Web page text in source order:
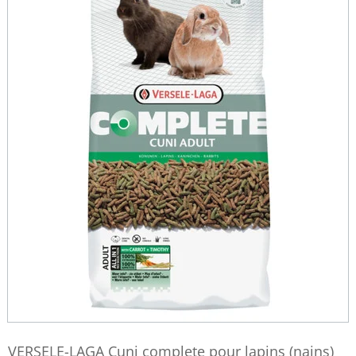
VERSELE-LAGA Cuni complete pour lapins (nains)